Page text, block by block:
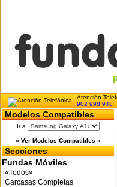
Atención
902 998 948
Modelos Compatibles
Ir a
« Ver Modelos Compatibles »
Secciones
Fundas Móviles
«Todos»
Carcasas Completas